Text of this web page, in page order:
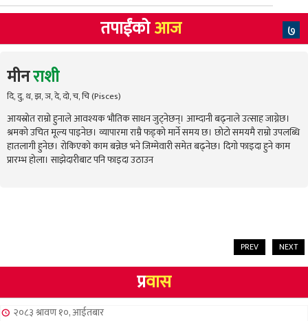
७
तपाईंकोआज
मीनराशी
दि, दु, थ, झ, ञ, दे, दो, च, चि (Pisces)
आयस्रोत राम्रो हुनाले आवश्यक भौतिक साधन जुट्नेछन्। आम्दानी बढ्नाले उत्साह जाग्नेछ।
श्रमको उचित मूल्य पाइनेछ। व्यापारमा राम्रै फड्को मार्ने समय छ। छोटो समयमै राम्रो उपलब्धि
हातलागी हुनेछ। रोकिएको काम बन्नेछ भने जिम्मेवारी समेत बढ्नेछ। दिगो फाइदा हुने काम
प्रारम्भ होला। साझेदारीबाट पनि फाइदा उठाउन
PREV NEXT
प्रवास
२०८३ श्रावण १०, आईतबार